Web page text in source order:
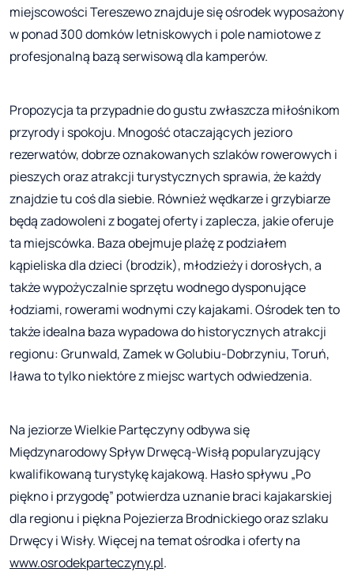
miejscowości Tereszewo znajduje się ośrodek wyposażony
w ponad 300 domków letniskowych i pole namiotowe z
profesjonalną bazą serwisową dla kamperów.
Propozycja ta przypadnie do gustu zwłaszcza miłośnikom
przyrody i spokoju. Mnogość otaczających jezioro
rezerwatów, dobrze oznakowanych szlaków rowerowych i
pieszych oraz atrakcji turystycznych sprawia, że każdy
znajdzie tu coś dla siebie. Również wędkarze i grzybiarze
będą zadowoleni z bogatej oferty i zaplecza, jakie oferuje
ta miejscówka. Baza obejmuje plażę z podziałem
kąpieliska dla dzieci (brodzik), młodzieży i dorosłych, a
także wypożyczalnie sprzętu wodnego dysponujące
łodziami, rowerami wodnymi czy kajakami. Ośrodek ten to
także idealna baza wypadowa do historycznych atrakcji
regionu: Grunwald, Zamek w Golubiu-Dobrzyniu, Toruń,
Iława to tylko niektóre z miejsc wartych odwiedzenia.
Na jeziorze Wielkie Partęczyny odbywa się
Międzynarodowy Spływ Drwęcą-Wisłą popularyzujący
kwalifikowaną turystykę kajakową. Hasło spływu „Po
piękno i przygodę” potwierdza uznanie braci kajakarskiej
dla regionu i piękna Pojezierza Brodnickiego oraz szlaku
Drwęcy i Wisły. Więcej na temat ośrodka i oferty na
www.osrodekparteczyny.pl.